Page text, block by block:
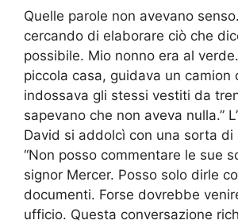
Quelle parole non avevano
cercando di elaborare ciò che
possibile. Mio nonno era al
piccola casa, guidava un camion
indossava gli stessi vestiti da
sapevano che non aveva nulla.”
David si addolcì con una sorta di
“Non posso commentare le sue
signor Mercer. Posso solo dirle
documenti. Forse dovrebbe
ufficio. Questa conversazione